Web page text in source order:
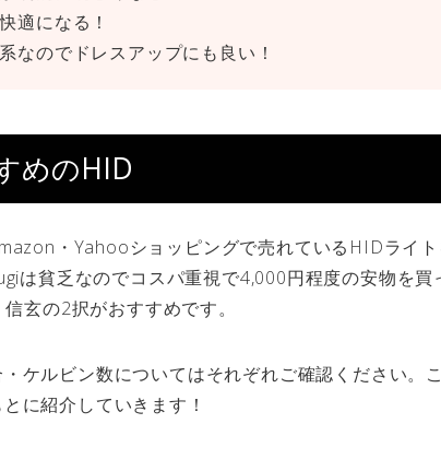
適になる！
なのでドレスアップにも良い！
めのHID
・Yahooショッピングで売れているHIDライ
は貧乏なのでコスパ重視で4,000円程度の安物を買
玄の2択がおすすめです。
ケルビン数についてはそれぞれご確認ください。
に紹介していきます！